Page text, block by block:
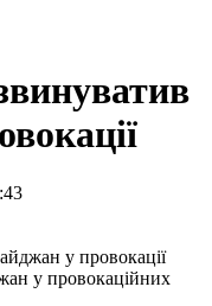
у провокаційних